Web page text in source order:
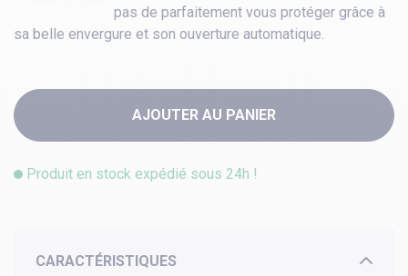
pas de parfaitement vous protéger grâce à
sa belle envergure et son ouverture automatique.
AJOUTER AU PANIER
Produit en stock expédié sous 24h !
CARACTÉRISTIQUES